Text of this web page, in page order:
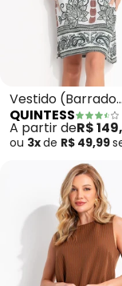
Vestido (Barrado
Tropical Verde)
Malha Fria
QUINTESS
A partir deR$
ou 3xde R$ 49,99